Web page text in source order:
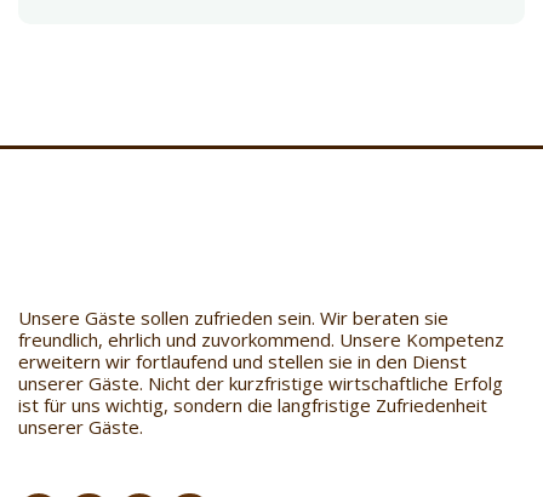
Unsere Gäste sollen zufrieden sein. Wir beraten sie
freundlich, ehrlich und zuvorkommend. Unsere Kompetenz
erweitern wir fortlaufend und stellen sie in den Dienst
unserer Gäste. Nicht der kurzfristige wirtschaftliche Erfolg
ist für uns wichtig, sondern die langfristige Zufriedenheit
unserer Gäste.